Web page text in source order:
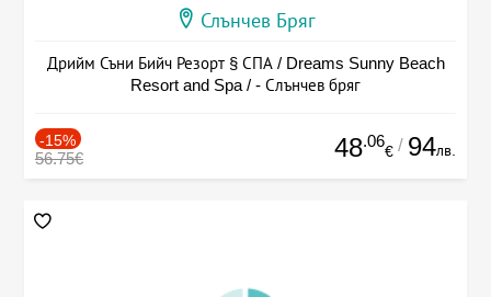
Слънчев Бряг
Дрийм Съни Бийч Резорт § СПА / Dreams Sunny Beach
Resort and Spa / - Слънчев бряг
-15%
56.75€ 48.06
€ / 94лв.